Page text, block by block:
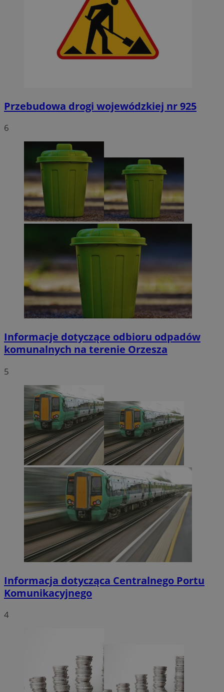
Przebudowa drogi wojewódzkiej nr 925
6
Informacje dotyczące odbioru odpadów
komunalnych na terenie Orzesza
5
Informacja dotycząca Centralnego Portu
Komunikacyjnego
4